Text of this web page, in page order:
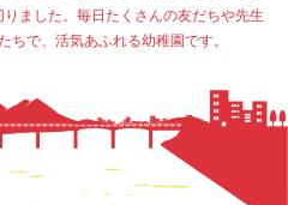
ました。毎日たくさんの友だちや先生
ちで、活気あふれる幼稚園です。